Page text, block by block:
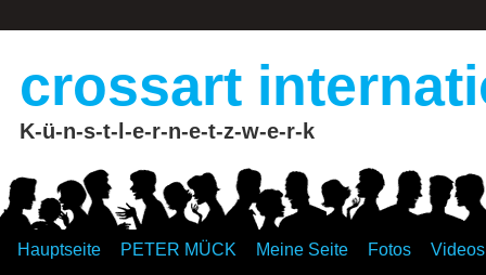
crossart
K-ü-n-s-t-l-e-r-n-e-t-z-w-e-r-k
Hauptseite PETER MÜCK Meine Seite Fotos
Videos